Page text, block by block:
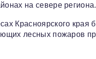
на севере региона.
Красноярского
лесных пожаров